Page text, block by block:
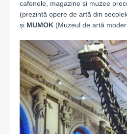
cafenele, magazine și muzee
(prezintă opere de artă din
și MUMOK (Muzeul de artă